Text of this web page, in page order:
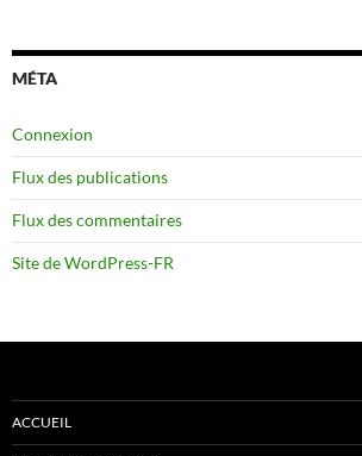
MÉTA
Connexion
Flux des publications
Flux des commentaires
Site de WordPress-FR
ACCUEIL